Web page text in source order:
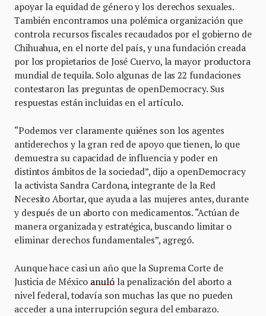
apoyar la equidad de género y los derechos sexuales.
También encontramos una polémica organización que
controla recursos fiscales recaudados por el gobierno de
Chihuahua, en el norte del país, y una fundación creada
por los propietarios de José Cuervo, la mayor productora
mundial de tequila. Solo algunas de las 22 fundaciones
contestaron las preguntas de openDemocracy. Sus
respuestas están incluidas en el artículo.
“Podemos ver claramente quiénes son los agentes
antiderechos y la gran red de apoyo que tienen, lo que
demuestra su capacidad de influencia y poder en
distintos ámbitos de la sociedad”, dijo a openDemocracy
la activista Sandra Cardona, integrante de la Red
Necesito Abortar, que ayuda a las mujeres antes, durante
y después de un aborto con medicamentos. “Actúan de
manera organizada y estratégica, buscando limitar o
eliminar derechos fundamentales”, agregó.
Aunque hace casi un año que la Suprema Corte de
Justicia de Méxicoanulóla penalización del aborto a
nivel federal, todavía son muchas las que no pueden
acceder a una interrupción segura del embarazo.